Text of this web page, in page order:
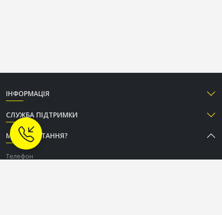
ІНФОРМАЦІЯ
СЛУЖБА ПІДТРИМКИ
МАЄТЕ ПИТАННЯ?
Телефон